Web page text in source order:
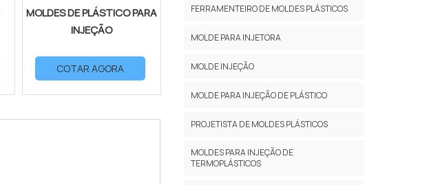
MOLDES DE PLÁSTICO PARA
INJEÇÃO
COTAR AGORA
FERRAMENTEIRO DE MOLDES PLÁSTICOS
MOLDE PARA INJETORA
MOLDE INJEÇÃO
MOLDE PARA INJEÇÃO DE PLÁSTICO
PROJETISTA DE MOLDES PLÁSTICOS
MOLDES PARA INJEÇÃO DE
TERMOPLÁSTICOS